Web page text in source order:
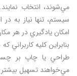
مي‌شوند، انتخاب
سيستم، تنها نياز به
امكان يادگيري در هر
طراحي يا چاپ بر
مي‌خواهند تسهيل